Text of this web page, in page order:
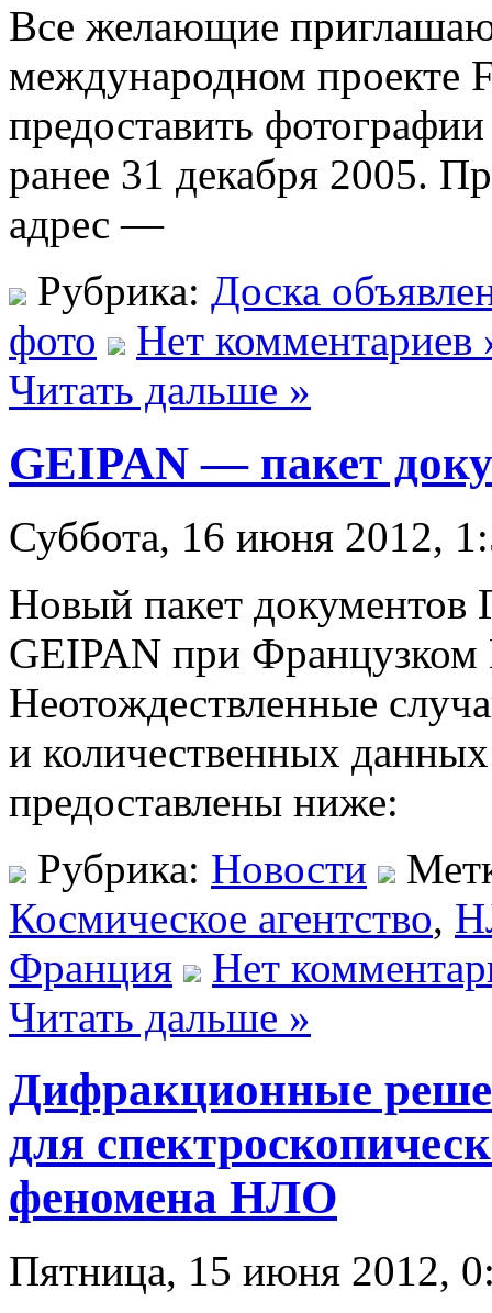
Все желающие
международном проекте
предоставить
ранее 31 декабря 2005.
адрес —
Рубрика: Доска
фото
Нет комментариев
Читать дальше »
GEIPAN — пакет
Суббота, 16 июня 2012,
Новый пакет документов
GEIPAN при Французком
Неотождествленные
и количественных
предоставлены ниже:
Рубрика: Новости
Космическое агентство,
Франция
Нет
Читать дальше »
Дифракционные
для
феномена НЛО
Пятница, 15 июня 2012,